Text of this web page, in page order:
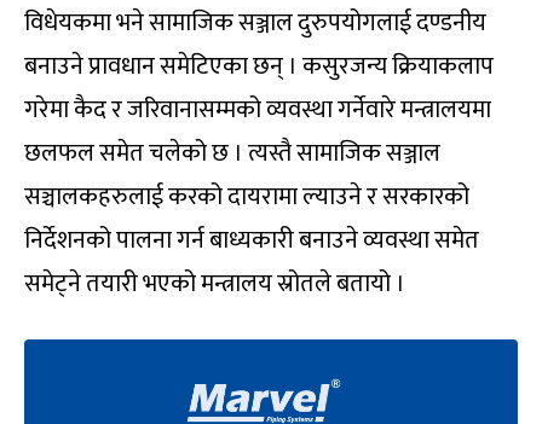
विधेयकमा भने सामाजिक सञ्जाल दुरुपयोगलाई दण्डनीय
बनाउने प्रावधान समेटिएका छन् । कसुरजन्य क्रियाकलाप
गरेमा कैद र जरिवानासम्मको व्यवस्था गर्नेवारे मन्त्रालयमा
छलफल समेत चलेको छ । त्यस्तै सामाजिक सञ्जाल
सञ्चालकहरुलाई करको दायरामा ल्याउने र सरकारको
निर्देशनको पालना गर्न बाध्यकारी बनाउने व्यवस्था समेत
समेट्ने तयारी भएको मन्त्रालय स्रोतले बतायो ।